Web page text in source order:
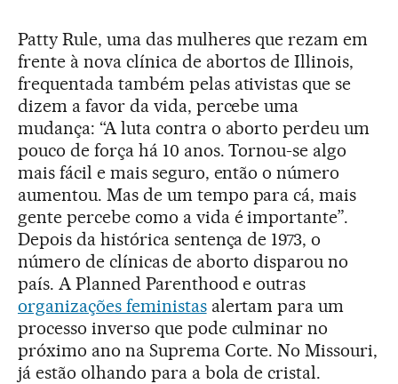
Patty Rule, uma das mulheres que rezam em
frente à nova clínica de abortos de Illinois,
frequentada também pelas ativistas que se
dizem a favor da vida, percebe uma
mudança: “A luta contra o aborto perdeu um
pouco de força há 10 anos. Tornou-se algo
mais fácil e mais seguro, então o número
aumentou. Mas de um tempo para cá, mais
gente percebe como a vida é importante”.
Depois da histórica sentença de 1973, o
número de clínicas de aborto disparou no
país. A Planned Parenthood e outras
organizações feministasalertam para um
processo inverso que pode culminar no
próximo ano na Suprema Corte. No Missouri,
já estão olhando para a bola de cristal.